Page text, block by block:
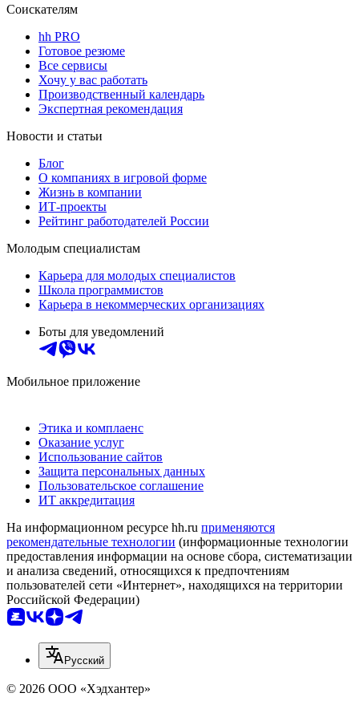
Соискателям
hh PRO
Готовое резюме
Все сервисы
Хочу у вас работать
Производственный календарь
Экспертная рекомендация
Новости и статьи
Блог
О компаниях в игровой форме
Жизнь в компании
ИТ-проекты
Рейтинг работодателей России
Молодым специалистам
Карьера для молодых специалистов
Школа программистов
Карьера в некоммерческих организациях
Боты для уведомлений
Мобильное приложение
Этика и комплаенс
Оказание услуг
Использование сайтов
Защита персональных данных
Пользовательское соглашение
ИТ аккредитация
На информационном ресурсе hh.ru применяются
рекомендательные технологии (информационные технологии
предоставления информации на основе сбора, систематизации
и анализа сведений, относящихся к предпочтениям
пользователей сети «Интернет», находящихся на территории
Российской Федерации)
Русский
© 2026 ООО «Хэдхантер»